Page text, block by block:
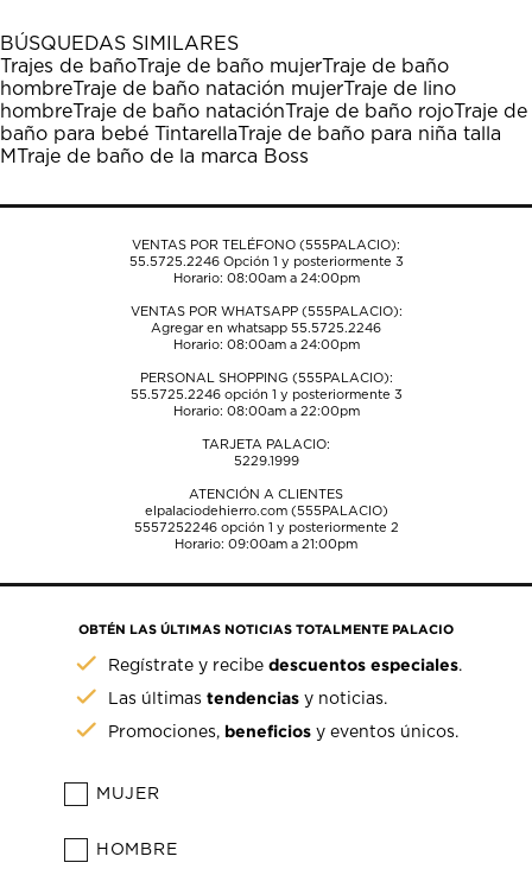
1
estrella
Esta
acción
abrirá
el
formulario
envío.
estrellas.
Esta
acción
abrirá
el
formulario
envío.
estrellas.
Esta
acción
abrirá
el
formulario
envío.
estrellas.
Esta
acción
abrirá
el
formulario
envío.
estrellas.
Esta
acción
abrirá
el
formulario
envío.
BÚSQUEDAS SIMILARES
Trajes de bañoTraje de baño mujerTraje de baño
hombreTraje de baño natación mujerTraje de lino
hombreTraje de baño nataciónTraje de baño rojoTraje de
baño para bebé TintarellaTraje de baño para niña talla
M Traje de baño de la marca Boss
VENTAS POR TELÉFONO (555PALACIO):
55.5725.2246Opción 1 y posteriormente 3
Horario: 08:00am a 24:00pm
VENTAS POR WHATSAPP (555PALACIO):
Agregar en whatsapp 55.5725.2246
Horario: 08:00am a 24:00pm
PERSONAL SHOPPING (555PALACIO):
55.5725.2246opción 1 y posteriormente 3
Horario: 08:00am a 22:00pm
TARJETA PALACIO:
5229.1999
ATENCIÓN A CLIENTES
elpalaciodehierro.com (555PALACIO)
5557252246opción 1 y posteriormente 2
Horario: 09:00am a 21:00pm
OBTÉN LAS ÚLTIMAS NOTICIAS TOTALMENTE PALACIO
Regístrate y recibedescuentos especiales.
Las últimastendencias y noticias.
Promociones, beneficios y eventos únicos.
MUJER
HOMBRE